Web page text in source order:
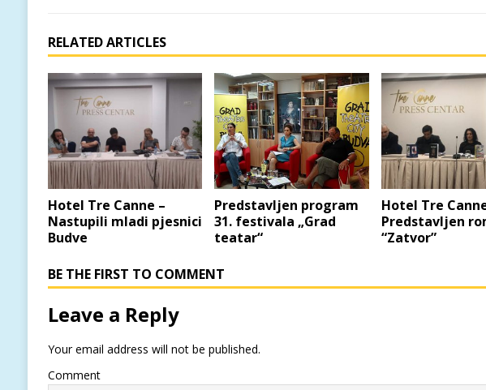
RELATED ARTICLES
Hotel Tre Canne –
Nastupili mladi pjesnici
Budve
Predstavljen program
31. festivala „Grad
teatar“
Hotel Tre
Predstavljen
“Zatvor”
BE THE FIRST TO COMMENT
Leave a Reply
Your email address will not be published.
Comment